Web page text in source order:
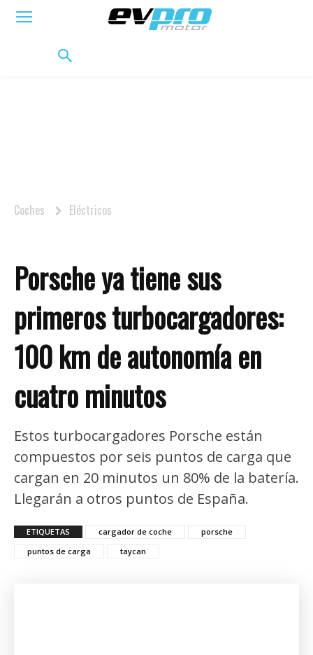
Coches Eléctricos
Porsche ya tiene sus
primeros turbocargadores:
100 km de autonomía en
cuatro minutos
Estos turbocargadores Porsche están
compuestos por seis puntos de carga que
cargan en 20 minutos un 80% de la batería.
Llegarán a otros puntos de España.
ETIQUETAS cargador de coche
porsche
puntos de carga
taycan